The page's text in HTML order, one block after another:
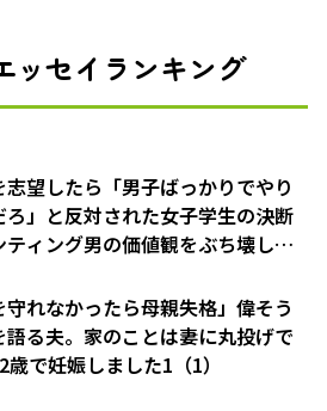
ッセイランキング
望したら「男子ばっかりでやり
ろ」と反対された女子学生の決断
ティング男の価値観をぶち壊した
守れなかったら母親失格」偉そう
語る夫。家のことは妻に丸投げで
歳で妊娠しました1（1）